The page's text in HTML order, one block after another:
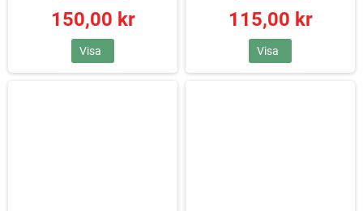
150,00 kr
Visa
115,00 kr
Visa